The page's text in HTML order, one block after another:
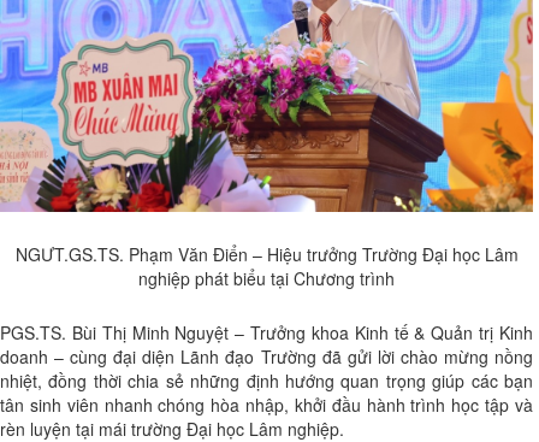
NGƯT.GS.TS. Phạm Văn Điển – Hiệu trưởng Trường Đại học Lâm
nghiệp phát biểu tại Chương trình
PGS.TS. Bùi Thị Minh Nguyệt – Trưởng khoa Kinh tế & Quản trị Kinh
doanh – cùng đại diện Lãnh đạo Trường đã gửi lời chào mừng nồng
nhiệt, đồng thời chia sẻ những định hướng quan trọng giúp các bạn
tân sinh viên nhanh chóng hòa nhập, khởi đầu hành trình học tập và
rèn luyện tại mái trường Đại học Lâm nghiệp.